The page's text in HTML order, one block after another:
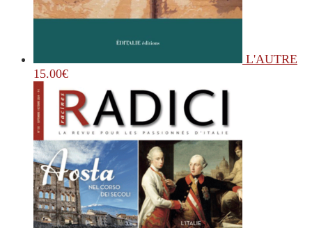
L'AUTRE
15.00€